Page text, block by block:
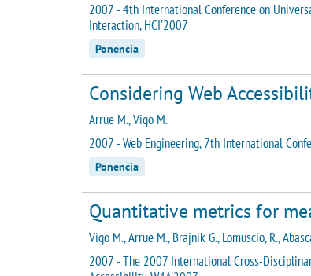
2007 - 4th International Conference on
Interaction, HCI'2007
Ponencia
Considering Web
Arrue M., Vigo M.
2007 - Web Engineering, 7th International
Ponencia
Quantitative metrics for
Vigo M., Arrue M., Brajnik G., Lomuscio, R.,
2007 - The 2007 International Cross-